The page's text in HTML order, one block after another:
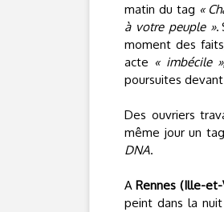
matin du tag «
à votre peuple ».
moment des
acte « imbécile »
poursuites
Des ouvriers
même jour un
DNA.
ARennes (Ille-et-
peint dans la